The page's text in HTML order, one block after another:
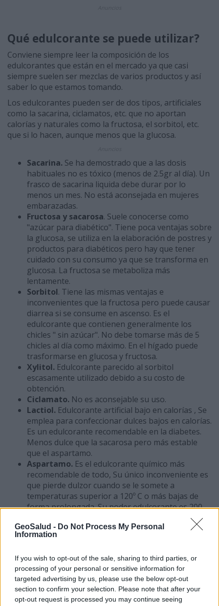
GeoSalud - Do Not Process My Personal
Information
If you wish to opt-out of the sale, sharing to third parties, or
processing of your personal or sensitive information for
targeted advertising by us, please use the below opt-out
section to confirm your selection. Please note that after your
opt-out request is processed you may continue seeing
Qué edulcorante se puede utilizar?
Conviene siempre leer la composición de los
edulcorantes que están en el mercado ya que casi
siempre suelen ser mezclas de varios productos y así
saber lo que estamos tomando.
Los edulcorantes pueden ser de dos tipos, artificiales
como la sacarina, ciclamatos, etc. que no aportan
calorías y naturales como la fructosa, el sorbitol, etc.
que si lo hacen, aunque menos que la glucosa.
Sacarina. Se ha demostrado que a las dosis
habituales no es tóxico (menos de 2.5gr al día). Un
frasco de sacarina liquida debe durar por lo
menos un mes. No está aconsejada en mujeres
embarazadas.
Fructosa y sacarosa. Suele conocerse como
"azúcar para diabético". Tiene poca ventajas sobre
la glucosa, se utiliza en la elaboración de postres y
productos para diabéticos pero hay que tener
cuidado con su consumo ya que se transforma en
glucosa. La fructosa se metaboliza más
lentamente.
Sorbitol. Tiene las mismas ventajas e
inconvenientes que la fructosa pero puede causar
diarrea si se consume en ascenso. Es el
edulcorante que contienen generalmente los
chicles " sin azúcar". No debe tomarse más de 5
chicles al día como máximo. En el hígado puede
trasformarse en glucosa y fructosa.
Xylitol. Edulcorante parecido al sorbitol
escasamente utilizado debido a su costo de
obtención.
Ciclamato. No es aconsejable su uso.
Lactiol. Edulcorante artificial bajo en calorías , Se
emplea para confeccionar dulces bajos en calorías.
Es un edulcorante recomendable en la diabetes.
Menos dulce que la sacarosa pero más estable
que el aspartamo.
Aspartamo. Es el edulcorante químico más
recomendable de todo, Su único inconveniente es
que pierde dulzor cuando se le somete a
temperaturas superior a 120º C o más bajas de
forma prolongada. Su poder edulcorante es 200
veces superior al de la sacarosa. Una cucharadita
de edulcorante aporta 2 calorías a la dieta y
endulza igual que una cucharada de azúcar.
Si desea leer mas sobre el tema de Hipertensión
Arterial visitar las siguientes páginas
IndiceGeneral
Artículos relacionados: